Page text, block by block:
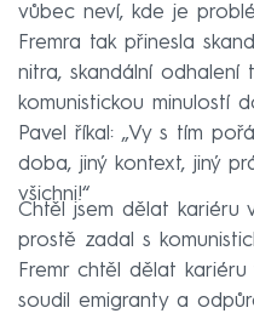
vůbec neví, kde je
Fremra tak přinesla
nitra, skandální odhalení
komunistickou minulostí
Pavel říkal: „Vy s tím
doba, jiný kontext, jiný
všichni!“
Chtěl jsem dělat kariéru
prostě zadal s
Fremr chtěl dělat
soudil emigranty a